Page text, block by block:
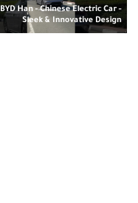
BYD Han - Chinese Electric Car -
Sleek & Innovative Design